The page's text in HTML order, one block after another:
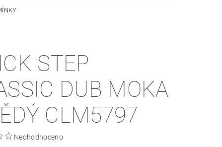
STEP
DUB MOKA
CLM5797
Neohodnoceno